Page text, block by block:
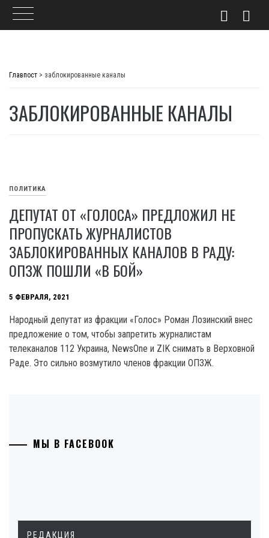
Главпост > заблокированные каналы
ЗАБЛОКИРОВАННЫЕ КАНАЛЫ
ПОЛИТИКА
ДЕПУТАТ ОТ «ГОЛОСА» ПРЕДЛОЖИЛ НЕ
ПРОПУСКАТЬ ЖУРНАЛИСТОВ
ЗАБЛОКИРОВАННЫХ КАНАЛОВ В РАДУ:
ОПЗЖ ПОШЛИ «В БОЙ»
5 ФЕВРАЛЯ, 2021
Народный депутат из фракции «Голос» Роман Лозинский внес
предложение о том, чтобы запретить журналистам
телеканалов 112 Украина, NewsOne и ZIK снимать в Верховной
Раде. Это сильно возмутило членов фракции ОПЗЖ.
МЫ В FACEBOOK
РЕДАКЦИЯ